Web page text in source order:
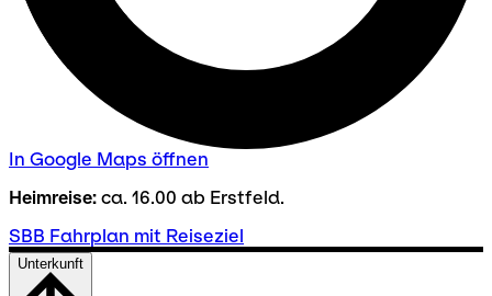
In Google Maps öffnen
Heimreise: ca. 16.00 ab Erstfeld.
SBB Fahrplan mit Reiseziel
Unterkunft